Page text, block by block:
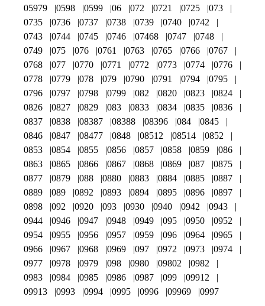
05979
0598 0599 06 072 0721 0725
073
0735
0736 0737 0738 0739 0740
0742
0743
0744 0745 0746 07468 0747
0748
0749
075 076 0761 0763 0765 0766
0767
0768
077 0770 0771 0772 0773 0774
0776
0778
0779 078 079 0790 0791 0794
0795
0796
0797 0798 0799 082 0820 0823
0824
0826
0827 0829 083 0833 0834 0835
0836
0837
0838 08387 08388 08396 084
0845
0846
0847 08477 0848 08512 08514
0852
0853
0854 0855 0856 0857 0858 0859
086
0863
0865 0866 0867 0868 0869 087
0875
0877
0879 088 0880 0883 0884 0885
0887
0889
089 0892 0893 0894 0895 0896
0897
0898
092 0920 093 0930 0940 0942
0943
0944
0946 0947 0948 0949 095 0950
0952
0954
0955 0956 0957 0959 096 0964
0965
0966
0967 0968 0969 097 0972 0973
0974
0977
0978 0979 098 0980 09802
0982
0983
0984 0985 0986 0987 099
09912
09913
0993 0994 0995 0996 09969 0997